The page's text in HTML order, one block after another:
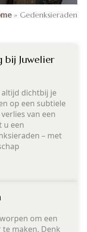
» Gedenksieraden
bij Juwelier
dichtbij je
op een subtiele
van een
u een
– met
om een
maken. Denk